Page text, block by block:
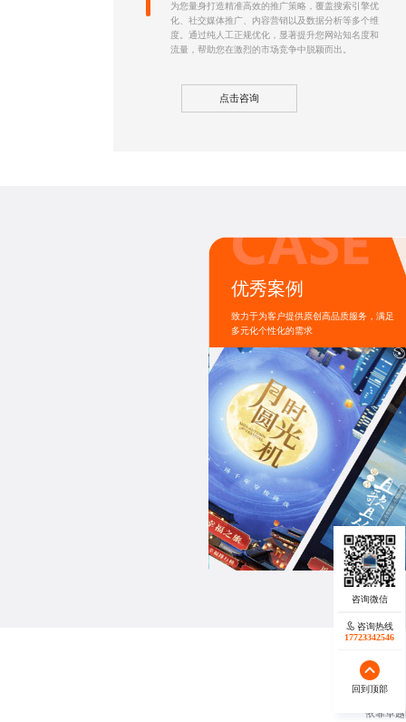
为您量身打造精准高效的推广策略，覆盖搜索引擎优
化、社交媒体推广、内容营销以及数据分析等多个维
度。通过纯人工正规优化，显著提升您网站知名度和
流量，帮助您在激烈的市场竞争中脱颖而出。
点击咨询
优秀案例
致力于为客户提供原创高品质服务，满足
多元化个性化的需求
依靠卓
咨询热线
17723342546
回到顶部
咨询热线
17723342546
回到顶部